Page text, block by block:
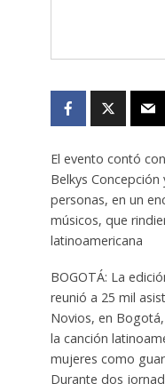
El evento contó
Belkys
personas, en un
músicos, que
latinoamericana
BOGOTÁ: La
reunió a 25 mil
Novios, en
la canción
mujeres como
Durante dos